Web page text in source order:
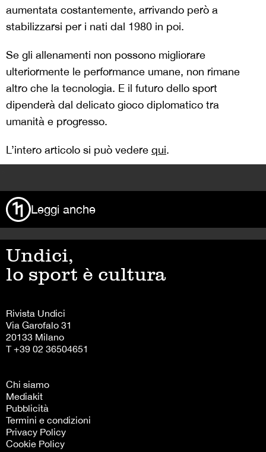
aumentata costantemente, arrivando però a
stabilizzarsi per i nati dal 1980 in poi.
Se gli allenamenti non possono migliorare
ulteriormente le performance umane, non rimane
altro che la tecnologia. E il futuro dello sport
dipenderà dal delicato gioco diplomatico tra
umanità e progresso.
L’intero articolo si può vedere qui.
Leggi anche
Undici,
lo sport è cultura
Rivista Undici
Via Garofalo 31
20133 Milano
T +39 02 36504651
Chi siamo
Mediakit
Pubblicità
Termini e condizioni
Privacy Policy
Cookie Policy